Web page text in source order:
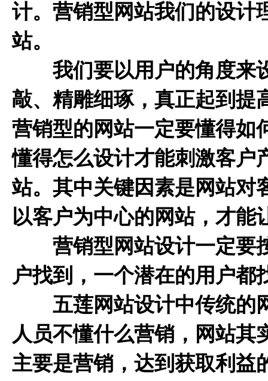
计。营销型网站我们的设计
站。
我们要以用户的角度来设
敲、精雕细琢，真正起到提
营销型的网站一定要懂得如
懂得怎么设计才能刺激客户
站。其中关键因素是网站对
以客户为中心的网站，才能
营销型网站设计一定要按
户找到，一个潜在的用户都
五莲网站设计中传统的
人员不懂什么营销，网站其
主要是营销，达到获取利益